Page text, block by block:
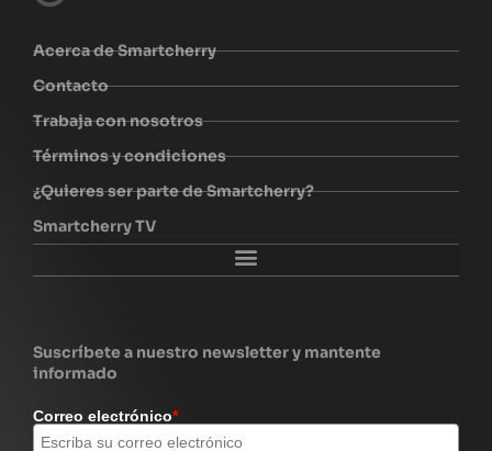
Acerca de Smartcherry
Contacto
Trabaja con nosotros
Términos y condiciones
¿Quieres ser parte de Smartcherry?
Smartcherry TV
Suscríbete a nuestro newsletter y mantente
informado
Correo electrónico*